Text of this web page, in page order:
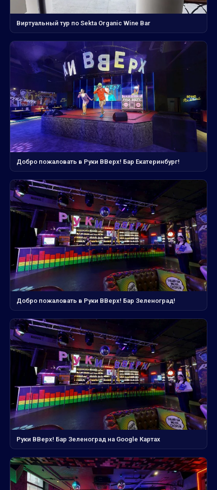
Виртуальный тур по Sekta Organic Wine Bar
Добро пожаловать в Руки ВВерх! Бар Екатеринбург!
Добро пожаловать в Руки ВВерх! Бар Зеленоград!
Руки ВВерх! Бар Зеленоград на Google Картах